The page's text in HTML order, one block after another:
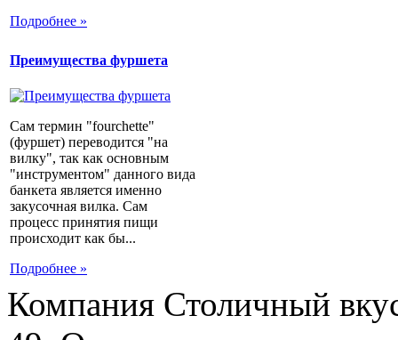
Подробнее »
Преимущества фуршета
Сам термин "fourchette"
(фуршет) переводится "на
вилку", так как основным
"инструментом" данного вида
банкета является именно
закусочная вилка. Сам
процесс принятия пищи
происходит как бы...
Подробнее »
Компания Столичный